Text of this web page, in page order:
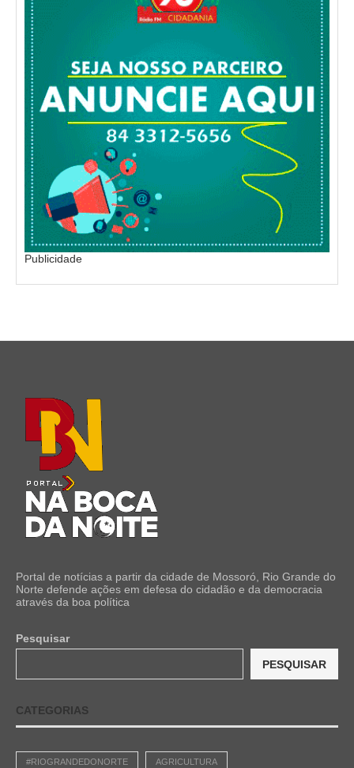
Publicidade
Portal de notícias a partir da cidade de Mossoró, Rio Grande do
Norte defende ações em defesa do cidadão e da democracia
através da boa política
Pesquisar
PESQUISAR
CATEGORIAS
#RIOGRANDEDONORTE AGRICULTURA